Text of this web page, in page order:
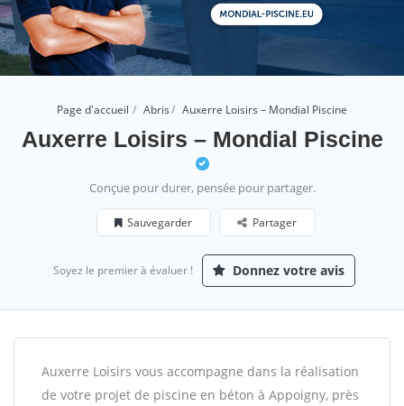
Page d'accueil Abris Auxerre Loisirs – Mondial Piscine
Auxerre Loisirs – Mondial Piscine
Conçue pour durer, pensée pour partager.
Sauvegarder Partager
Soyez le premier à évaluer ! Donnez votre avis
Auxerre Loisirs vous accompagne dans la réalisation
de votre projet de piscine en béton à Appoigny, près